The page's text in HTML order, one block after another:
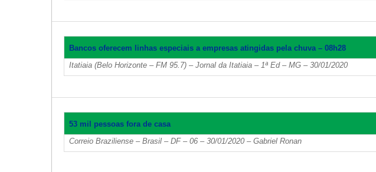
Bancos oferecem linhas especiais a empresas atingidas pela chuva – 08h28
Itatiaia (Belo Horizonte – FM 95.7) – Jornal da Itatiaia – 1ª Ed – MG – 30/01/2020
53 mil pessoas fora de casa
Correio Braziliense – Brasil – DF – 06 – 30/01/2020 – Gabriel Ronan